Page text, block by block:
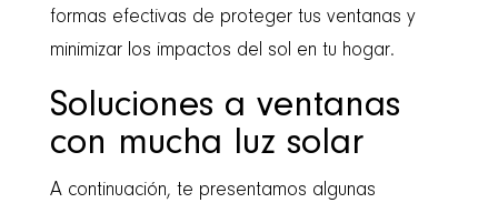
formas efectivas de proteger tus ventanas y
minimizar los impactos del sol en tu hogar.
Soluciones a ventanas
con mucha luz solar
A continuación, te presentamos algunas